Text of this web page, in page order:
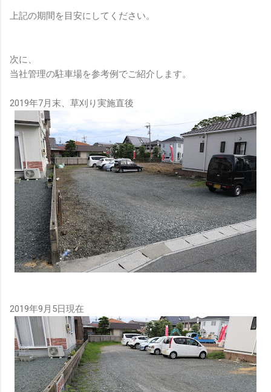
上記の期間を目安にしてください。
次に、
当社管理の駐車場を参考例でご紹介します。
2019年7月末、草刈り実施直後
2019年9月5日現在